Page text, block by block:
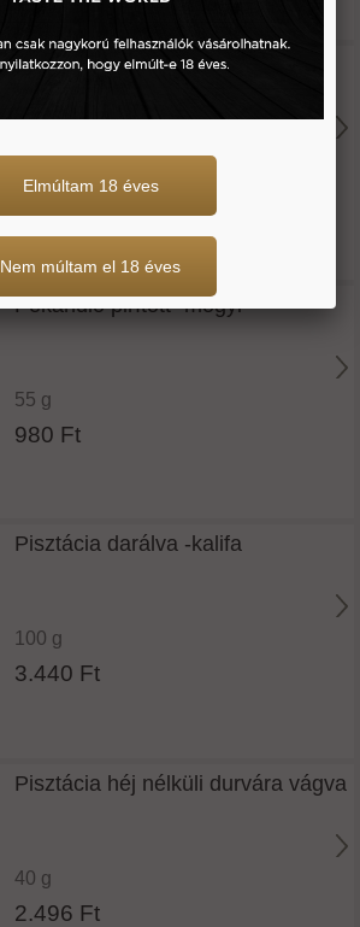
Pekándió
100 g
2.496 Ft
Pekándió pirított -mogyi
55 g
980 Ft
Pisztácia darálva -kalifa
100 g
3.440 Ft
Pisztácia héj nélküli durvára vágva
40 g
2.496 Ft
Elmúltam 18 éves
Nem múltam el 18 éves